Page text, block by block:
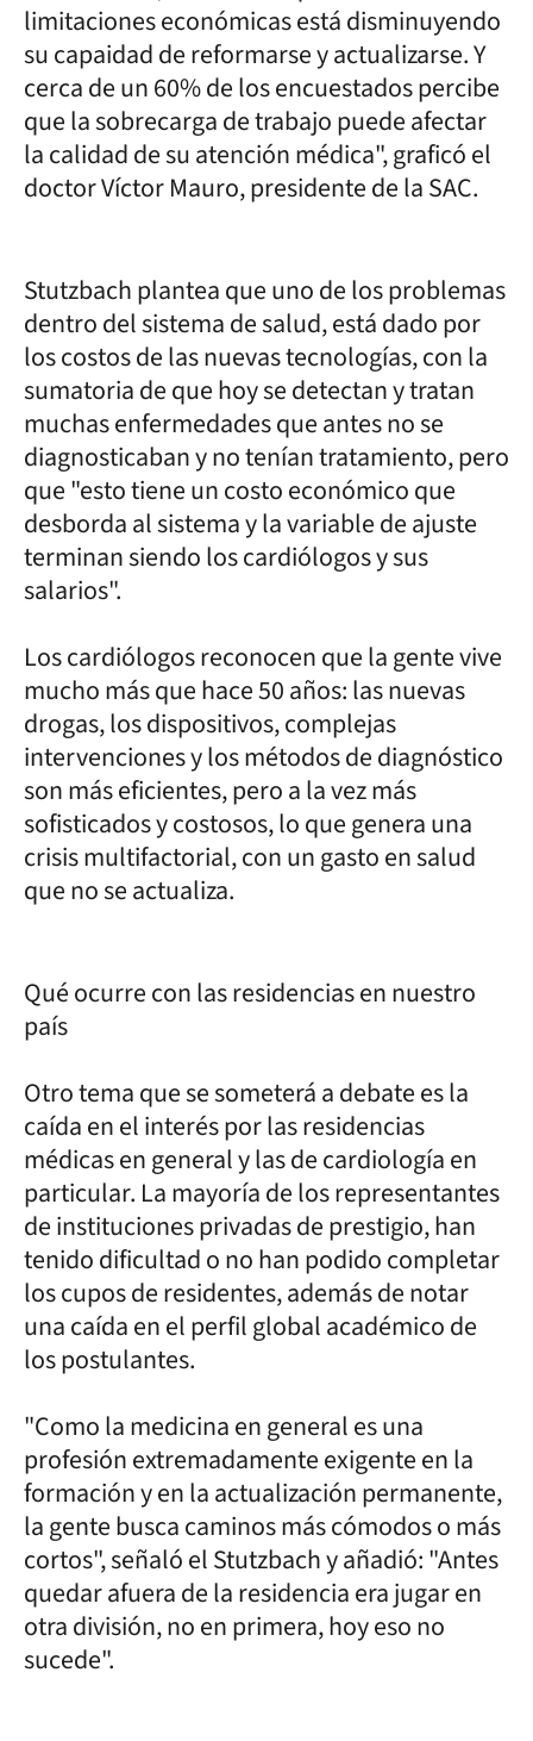
limitaciones económicas está disminuyendo
su capaidad de reformarse y actualizarse. Y
cerca de un 60% de los encuestados percibe
que la sobrecarga de trabajo puede afectar
la calidad de su atención médica", graficó el
doctor Víctor Mauro, presidente de la SAC.
Stutzbach plantea que uno de los problemas
dentro del sistema de salud, está dado por
los costos de las nuevas tecnologías, con la
sumatoria de que hoy se detectan y tratan
muchas enfermedades que antes no se
diagnosticaban y no tenían tratamiento, pero
que "esto tiene un costo económico que
desborda al sistema y la variable de ajuste
terminan siendo los cardiólogos y sus
salarios".
Los cardiólogos reconocen que la gente vive
mucho más que hace 50 años: las nuevas
drogas, los dispositivos, complejas
intervenciones y los métodos de diagnóstico
son más eficientes, pero a la vez más
sofisticados y costosos, lo que genera una
crisis multifactorial, con un gasto en salud
que no se actualiza.
Qué ocurre con las residencias en nuestro
país
Otro tema que se someterá a debate es la
caída en el interés por las residencias
médicas en general y las de cardiología en
particular. La mayoría de los representantes
de instituciones privadas de prestigio, han
tenido dificultad o no han podido completar
los cupos de residentes, además de notar
una caída en el perfil global académico de
los postulantes.
"Como la medicina en general es una
profesión extremadamente exigente en la
formación y en la actualización permanente,
la gente busca caminos más cómodos o más
cortos", señaló el Stutzbach y añadió: "Antes
quedar afuera de la residencia era jugar en
otra división, no en primera, hoy eso no
sucede".